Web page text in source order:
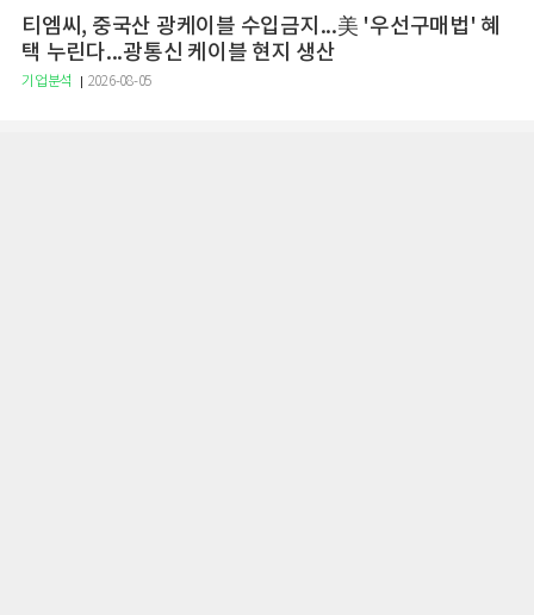
티엠씨, 중국산 광케이블 수입금지...美 '우선구매법' 혜
택 누린다...광통신 케이블 현지 생산
기업분석 2026-08-05